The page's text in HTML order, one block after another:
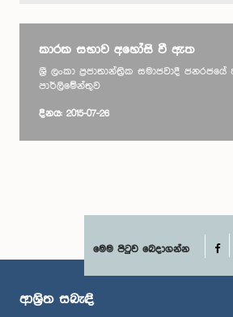
කාරක සභාව අහෝසි වී ඇත
ශ්‍රී ලංකා ප්‍රජාතාන්ත්‍රික සමාජවාදී
පාර්ලිමේන්තුව
දිනය: 2015-07-26
මෙම පිටුව බෙදාගන්න
ආශ්‍රිත සබැඳි